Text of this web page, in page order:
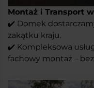
Domek ten to klasyka
która oferuje wiele
Montaż i Transport
✔️ Domek
zakątku kraju.
✔️ Kompleksowa
fachowy montaż –